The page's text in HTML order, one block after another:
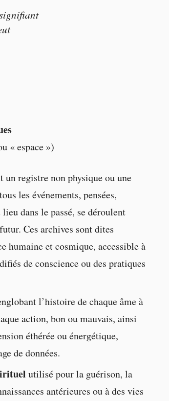
« espace »)
un registre non physique ou une
les événements, pensées,
dans le passé, se déroulent
Ces archives sont dites
humaine et cosmique, accessible à
de conscience ou des pratiques
l’histoire de chaque âme à
action, bon ou mauvais, ainsi
éthérée ou énergétique,
de données.
utilisé pour la guérison, la
antérieures ou à des vies